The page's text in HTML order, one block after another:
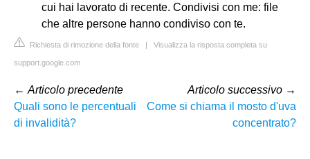
cui hai lavorato di recente. Condivisi con me: file
che altre persone hanno condiviso con te.
Richiesta di rimozione della fonte | Visualizza la risposta completa su
support.google.com
← Articolo precedente
Quali sono le percentuali
di invalidità?
Articolo successivo →
Come si chiama il mosto d'uva
concentrato?